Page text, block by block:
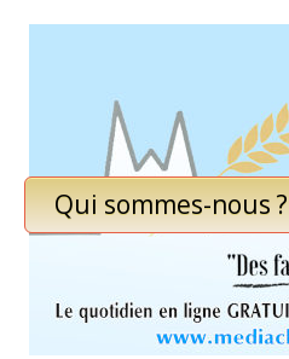
Qui sommes-nous ?